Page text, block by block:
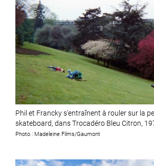
Phil et Francky s'entraînent à rouler sur la
skateboard, dans Trocadéro Bleu Citron,
Photo : Madeleine Films/Gaumont